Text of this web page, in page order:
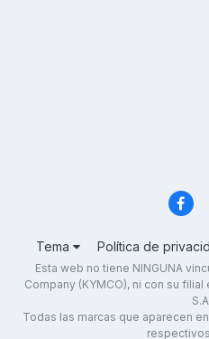
Tema Política de
Esta web no tiene NINGUNA
Company (KYMCO), ni con su filial
Todas las marcas que aparecen